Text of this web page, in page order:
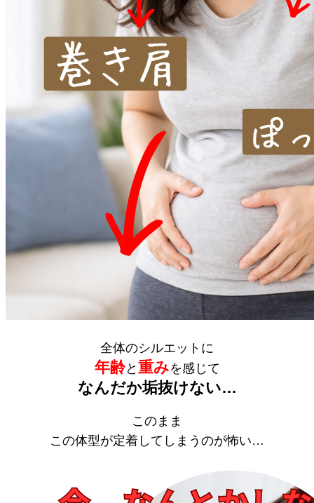
全体のシルエットに
年齢と 重みを感じて
なんだか垢抜けない…
このまま
この体型が定着してしまうのが怖い…